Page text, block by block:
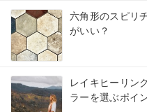
六角形のスピリ
がいい？
レイキヒーリン
ラーを選ぶポイ